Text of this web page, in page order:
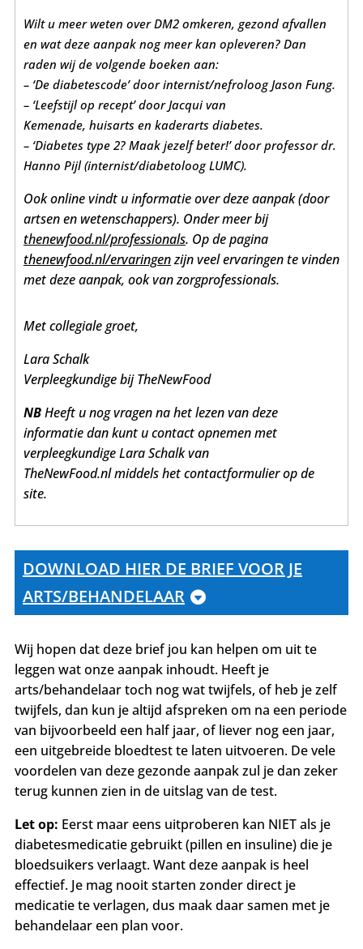
Wilt u meer weten over DM2 omkeren, gezond afvallen
en wat deze aanpak nog meer kan opleveren? Dan
raden wij de volgende boeken aan:
– ‘De diabetescode’ door internist/nefroloog Jason Fung.
– ‘Leefstijl op recept’ doorJacqui van
Kemenade, huisarts en kaderarts diabetes.
– ‘Diabetes type 2? Maak jezelf beter!’ door professor dr.
Hanno Pijl (internist/diabetoloog LUMC).
Ook online vindt u informatie over deze aanpak (door
artsen en wetenschappers). Onder meer bij
thenewfood.nl/professionals. Op de pagina
thenewfood.nl/ervaringenzijn veel ervaringen te vinden
met deze aanpak, ook van zorgprofessionals.
Met collegiale groet,
Lara Schalk
Verpleegkundige bij TheNewFood
NBHeeft u nog vragen na het lezen van deze
informatie dan kunt u contact opnemen met
verpleegkundige Lara Schalk van
TheNewFood.nl middels het contactformulier op de
site.
DOWNLOAD HIER DE BRIEF VOOR JE
ARTS/BEHANDELAAR
Wij hopen dat deze brief jou kan helpen om uit te
leggen wat onze aanpak inhoudt. Heeft je
arts/behandelaar toch nog wat twijfels, of heb je zelf
twijfels, dan kun je altijd afspreken om na een periode
van bijvoorbeeld een half jaar, of liever nog een jaar,
een uitgebreide bloedtest te laten uitvoeren. De vele
voordelen van deze gezonde aanpak zul je dan zeker
terug kunnen zien in de uitslag van de test.
Let op: Eerst maar eens uitproberen kan NIET als je
diabetesmedicatie gebruikt (pillen en insuline) die je
bloedsuikers verlaagt. Want deze aanpak is heel
effectief. Je mag nooit starten zonder direct je
medicatie te verlagen, dus maak daar samen met je
behandelaar een plan voor.